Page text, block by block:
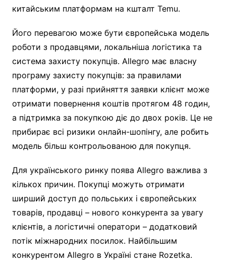
китайським платформам на кшталт Temu.
Його перевагою може бути європейська модель
роботи з продавцями, локальніша логістика та
система захисту покупців. Allegro має власну
програму захисту покупців: за правилами
платформи, у разі прийняття заявки клієнт може
отримати повернення коштів протягом 48 годин,
а підтримка за покупкою діє до двох років. Це не
прибирає всі ризики онлайн-шопінгу, але робить
модель більш контрольованою для покупця.
Для українського ринку поява Allegro важлива з
кількох причин. Покупці можуть отримати
ширший доступ до польських і європейських
товарів, продавці – нового конкурента за увагу
клієнтів, а логістичні оператори – додатковий
потік міжнародних посилок. Найбільшим
конкурентом Allegro в Україні стане Rozetka.